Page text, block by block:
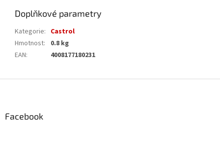
Doplňkové parametry
Kategorie: Castrol
Hmotnost:
0.8 kg
EAN: 4008177180231
Facebook